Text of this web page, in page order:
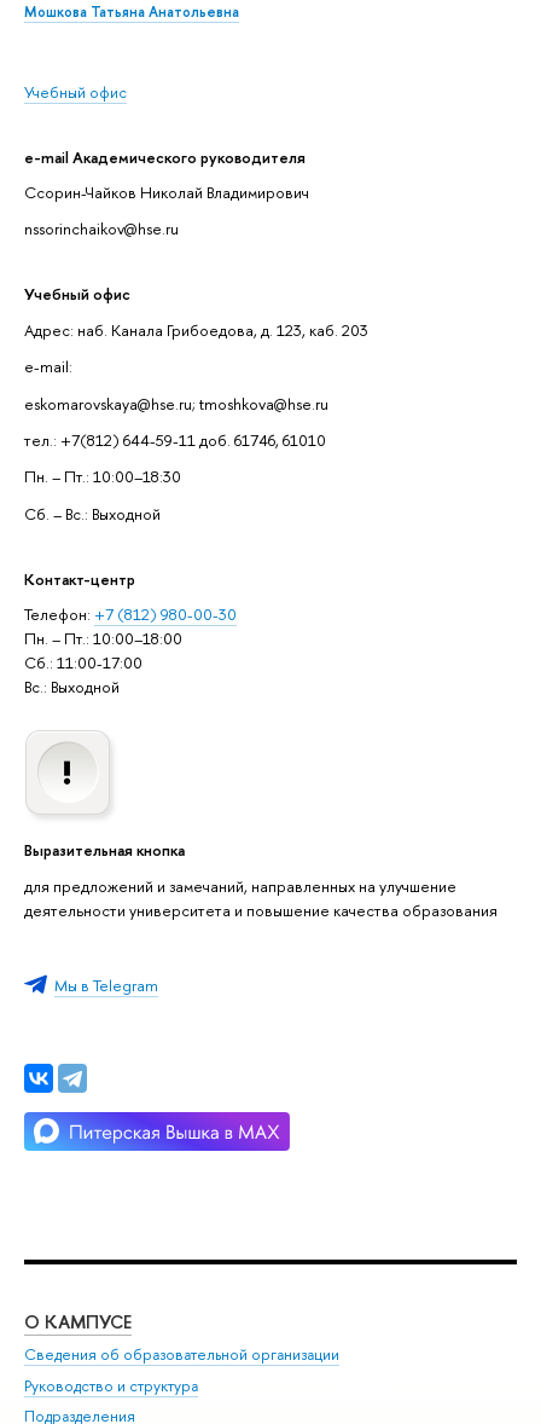
Мошкова Татьяна Анатольевна
Учебный офис
e-mail Академического руководителя
Ссорин-Чайков Николай Владимирович
nssorinchaikov@hse.ru
Учебный офис
Адрес: наб. Канала Грибоедова, д. 123, каб. 203
e-mail:
eskomarovskaya@hse.ru; tmoshkova@hse.ru
тел.: +7(812) 644-59-11 доб. 61746, 61010
Пн. – Пт.: 10:00–18:30
Сб. – Вс.: Выходной
Контакт-центр
Телефон: +7 (812) 980-00-30
Пн. – Пт.: 10:00–18:00
Сб.: 11:00-17:00
Вс.: Выходной
Выразительная кнопка
для предложений и замечаний, направленных на улучшение
деятельности университета и повышение качества образования
Мы в Telegram
О КАМПУСЕ
Сведения об образовательной организации
Руководство и структура
Подразделения